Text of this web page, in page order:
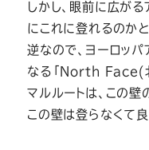
の
公
式
の
公
式
しかし、眼前に広が
にこれに登れるのか
逆なので、ヨーロッ
なる「North Face(北
マルルートは、この壁
この壁は登らなくて良